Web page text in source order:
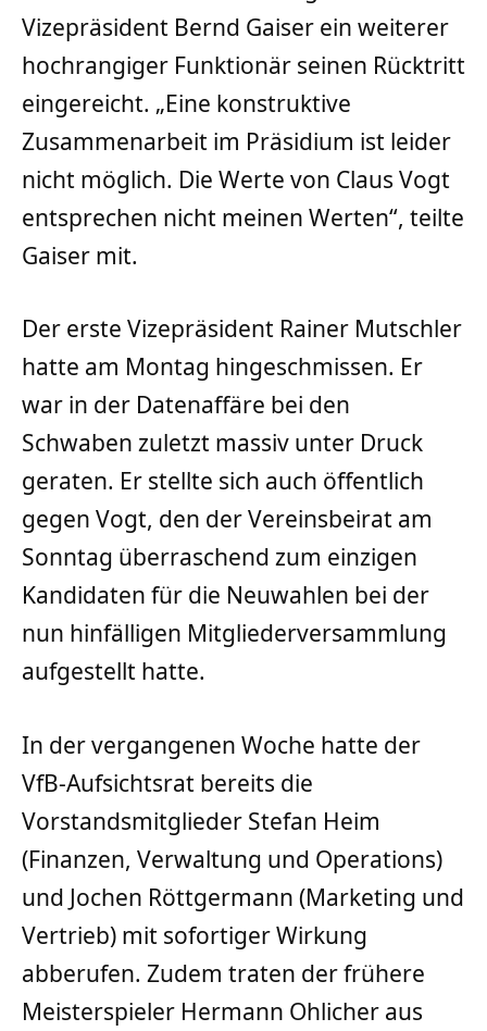
Vizepräsident Bernd Gaiser ein weiterer
hochrangiger Funktionär seinen Rücktritt
eingereicht. „Eine konstruktive
Zusammenarbeit im Präsidium ist leider
nicht möglich. Die Werte von Claus Vogt
entsprechen nicht meinen Werten“, teilte
Gaiser mit.
Der erste Vizepräsident Rainer Mutschler
hatte am Montag hingeschmissen. Er
war in der Datenaffäre bei den
Schwaben zuletzt massiv unter Druck
geraten. Er stellte sich auch öffentlich
gegen Vogt, den der Vereinsbeirat am
Sonntag überraschend zum einzigen
Kandidaten für die Neuwahlen bei der
nun hinfälligen Mitgliederversammlung
aufgestellt hatte.
In der vergangenen Woche hatte der
VfB-Aufsichtsrat bereits die
Vorstandsmitglieder Stefan Heim
(Finanzen, Verwaltung und Operations)
und Jochen Röttgermann (Marketing und
Vertrieb) mit sofortiger Wirkung
abberufen. Zudem traten der frühere
Meisterspieler Hermann Ohlicher aus